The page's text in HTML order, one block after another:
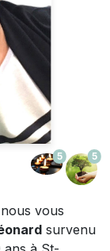
5 5
vous
survenu